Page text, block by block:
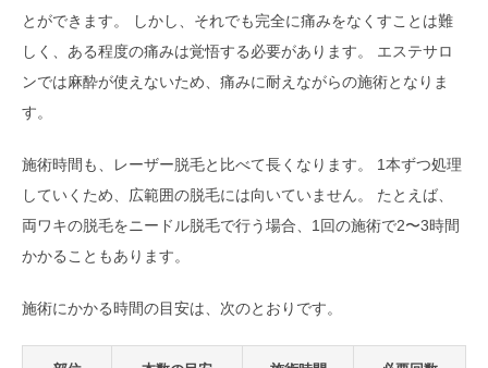
とができます。 しかし、それでも完全に痛みをなくすことは難
しく、ある程度の痛みは覚悟する必要があります。 エステサロ
ンでは麻酔が使えないため、痛みに耐えながらの施術となりま
す。
施術時間も、レーザー脱毛と比べて長くなります。 1本ずつ処理
していくため、広範囲の脱毛には向いていません。 たとえば、
両ワキの脱毛をニードル脱毛で行う場合、1回の施術で2〜3時間
かかることもあります。
施術にかかる時間の目安は、次のとおりです。